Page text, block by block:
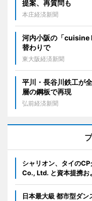
提案、再質問も
本庄経済新聞
河内小阪の「
替わりで
東大阪経済新聞
平川・長谷川鉄工が
層の鋼板で再現
弘前経済新聞
シャリオン、タイの
Co., Ltd. と資本提携お
日本最大級 都市型ダ